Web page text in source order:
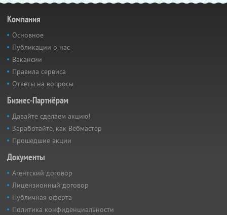
Компания
Основное
Публикации о нас
Вакансии
Правила сервиса
Ответы на вопросы
Бизнес-Партнёрам
Давайте сделаем акцию!
Заработайте, как Вебмастер
Прошедшие акции
Документы
Агентский договор
Лицензионный договор
Публичная оферта
Политика конфиденциальности